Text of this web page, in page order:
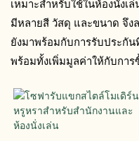
เหมาะสำหรับใช้ในห้องนั่งเ
มีหลายสี วัสดุ และขนาด จึง
ยังมาพร้อมกับการรับประกั
พร้อมทั้งเพิ่มมูลค่าให้กับการ